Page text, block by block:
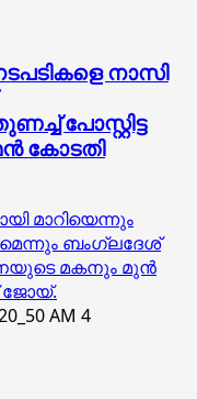
നാസി
പോസ്റ്റിട്ട
കോടതി
മാറിയെന്നും
ബംഗ്ലദേശ്
മകനും മുൻ
ജോയ്.
4